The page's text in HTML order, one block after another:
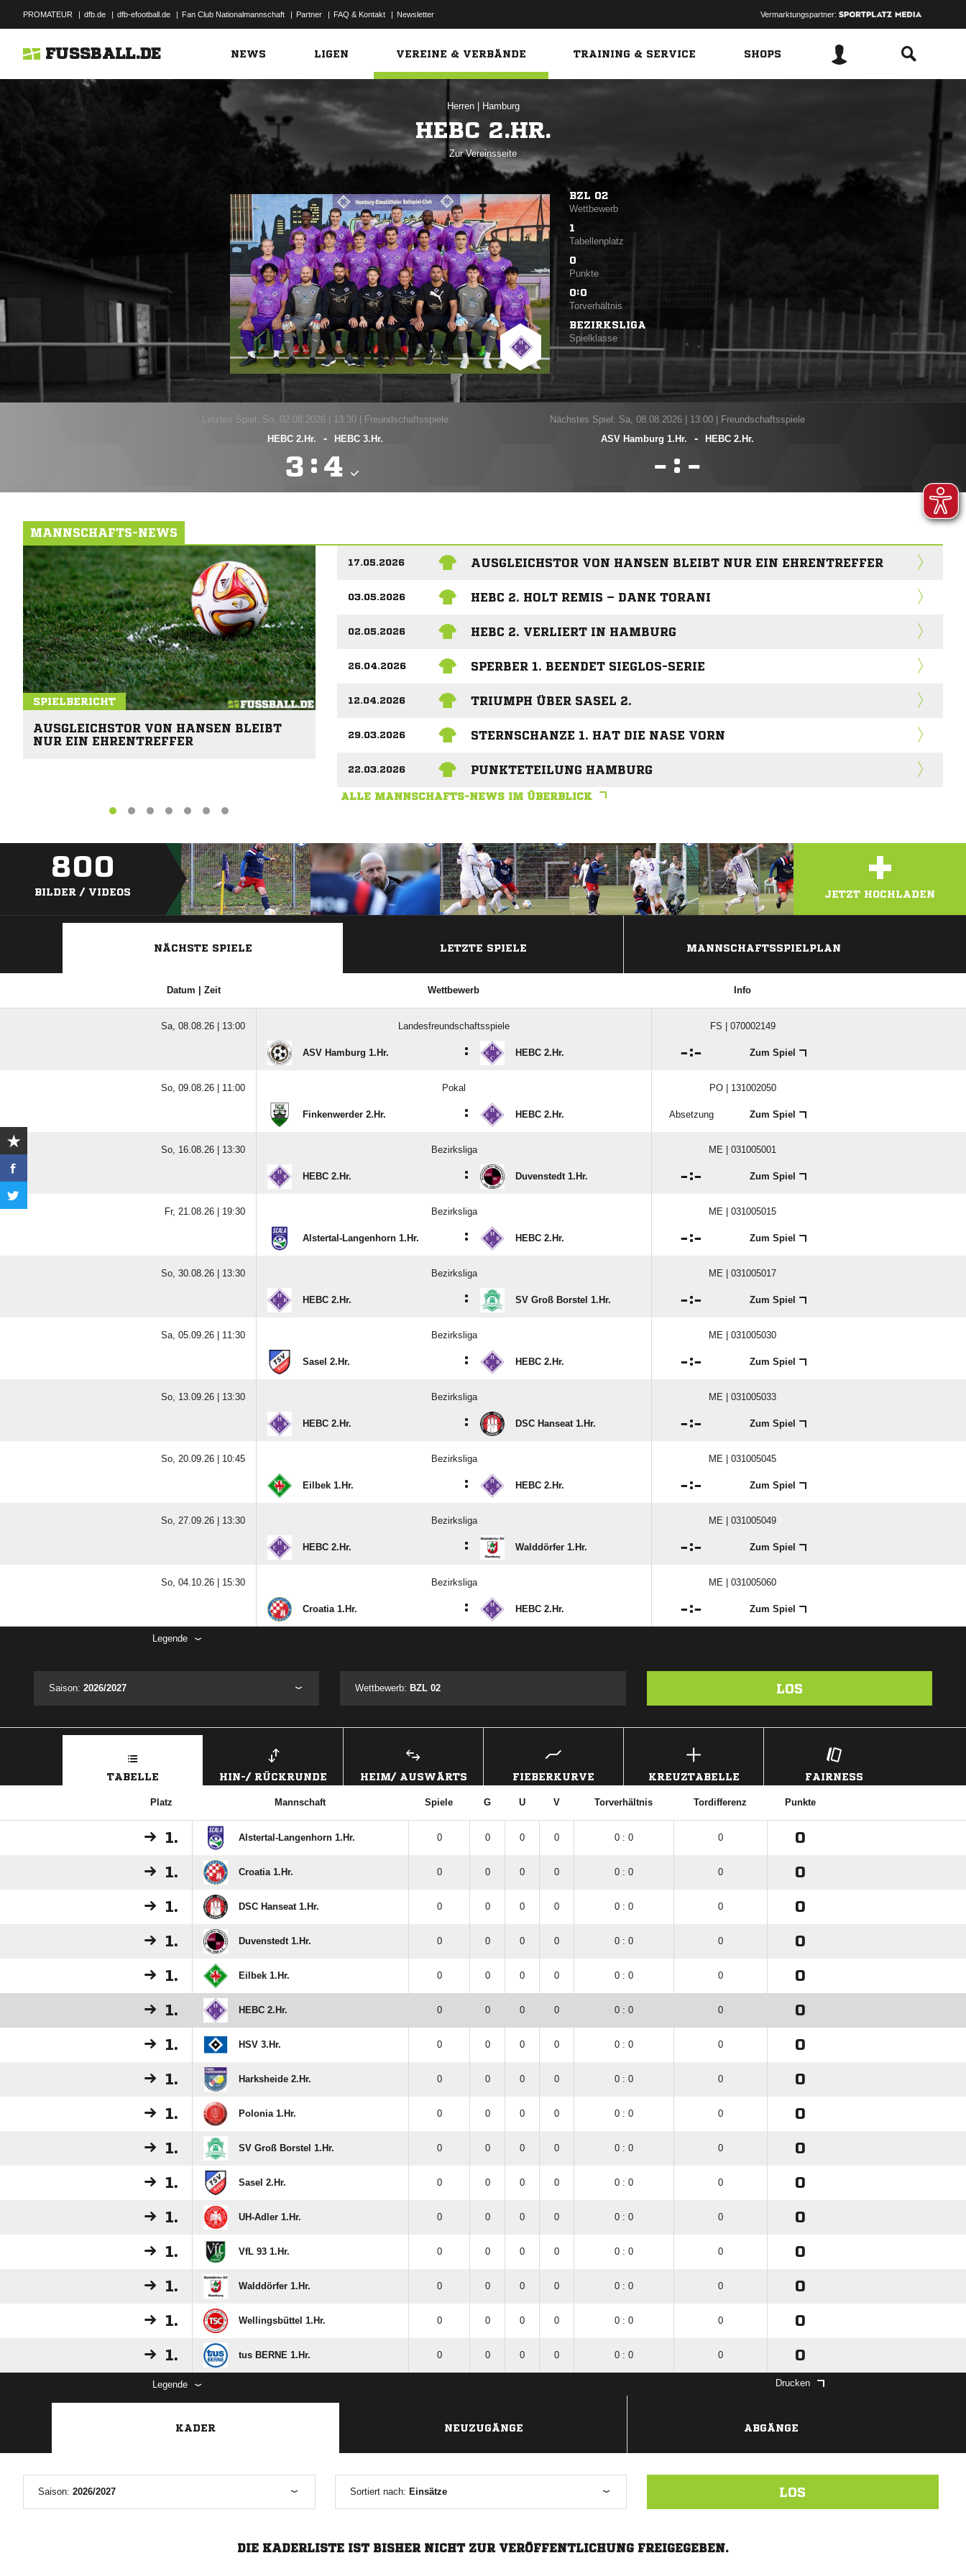
PROMATEUR | dfb.de | dfb-efootball.de | Fan Club Nationalmannschaft | Partner | FAQ & Kontakt | Newsletter Vermarktungspartner:
FUSSBALL.DE NEWS LIGEN VEREINE & VERBÄNDE TRAINING & SERVICE SHOPS
Herren Hamburg
HEBC 2.HR.
Zur Vereinsseite
BZL 02
Wettbewerb
1
Tabellenplatz
0
Punkte
0:0
Torverhältnis
BEZIRKSLIGA
Spielklasse
Letztes Spiel: So, 02.08.2026
13:30 | Freundschaftsspiele
HEBC 2.Hr.
- HEBC 3.Hr.
 : 
Nächstes Spiel: Sa, 08.08.2026| 13:00 | Freundschaftsspiele
ASV Hamburg 1.Hr.
- HEBC 2.Hr.
 : 
MANNSCHAFTS-NEWS
SPIELBERICHT
AUSGLEICHSTOR VON HANSEN BLEIBT
NUR EIN EHRENTREFFER
17.05.2026 AUSGLEICHSTOR VON HANSEN BLEIBT NUR EIN EHRENTREFFER
03.05.2026 HEBC 2. HOLT REMIS – DANK TORANI
02.05.2026 HEBC 2. VERLIERT IN HAMBURG
26.04.2026 SPERBER 1. BEENDET SIEGLOS-SERIE
12.04.2026 TRIUMPH ÜBER SASEL 2.
29.03.2026 STERNSCHANZE 1. HAT DIE NASE VORN
22.03.2026 PUNKTETEILUNG HAMBURG
ALLE MANNSCHAFTS-NEWS IM ÜBERBLICK
800
BILDER / VIDEOS +
JETZT HOCHLADEN
NÄCHSTE SPIELE LETZTE SPIELE MANNSCHAFTSSPIELPLAN
Datum | Zeit Wettbewerb Info
Sa, 08.08.26 | 13:00 Landesfreundschaftsspiele FS | 070002149
ASV Hamburg 1.Hr. : HEBC 2.Hr. : Zum Spiel
So, 09.08.26 | 11:00 Pokal PO | 131002050
Finkenwerder 2.Hr. : HEBC 2.Hr. Absetzung Zum Spiel
So, 16.08.26 | 13:30 Bezirksliga ME | 031005001
HEBC 2.Hr. : Duvenstedt 1.Hr. : Zum Spiel
Fr, 21.08.26 | 19:30 Bezirksliga ME | 031005015
Alstertal-Langenhorn 1.Hr. : HEBC 2.Hr. : Zum Spiel
So, 30.08.26 | 13:30 Bezirksliga ME | 031005017
HEBC 2.Hr. : SV Groß Borstel 1.Hr. : Zum Spiel
Sa, 05.09.26 | 11:30 Bezirksliga ME | 031005030
Sasel 2.Hr. : HEBC 2.Hr. : Zum Spiel
So, 13.09.26 | 13:30 Bezirksliga ME | 031005033
HEBC 2.Hr. : DSC Hanseat 1.Hr. : Zum Spiel
So, 20.09.26 | 10:45 Bezirksliga ME | 031005045
Eilbek 1.Hr. : HEBC 2.Hr. : Zum Spiel
So, 27.09.26 | 13:30 Bezirksliga ME | 031005049
HEBC 2.Hr. : Walddörfer 1.Hr. : Zum Spiel
So, 04.10.26 | 15:30 Bezirksliga ME | 031005060
Croatia 1.Hr. : HEBC 2.Hr. : Zum Spiel
Legende
Saison: 2026/2027 Wettbewerb: BZL 02 LOS
TABELLE HIN-/ RÜCKRUNDE HEIM/ AUSWÄRTS FIEBERKURVE KREUZTABELLE FAIRNESS
Platz Mannschaft Spiele G U V Torverhältnis Tordifferenz Punkte
1. Alstertal-Langenhorn 1.Hr. 0 0 0 0 0 : 0 0 0
1. Croatia 1.Hr. 0 0 0 0 0 : 0 0 0
1. DSC Hanseat 1.Hr. 0 0 0 0 0 : 0 0 0
1. Duvenstedt 1.Hr. 0 0 0 0 0 : 0 0 0
1. Eilbek 1.Hr. 0 0 0 0 0 : 0 0 0
1. HEBC 2.Hr. 0 0 0 0 0 : 0 0 0
1. HSV 3.Hr. 0 0 0 0 0 : 0 0 0
1. Harksheide 2.Hr. 0 0 0 0 0 : 0 0 0
1. Polonia 1.Hr. 0 0 0 0 0 : 0 0 0
1. SV Groß Borstel 1.Hr. 0 0 0 0 0 : 0 0 0
1. Sasel 2.Hr. 0 0 0 0 0 : 0 0 0
1. UH-Adler 1.Hr. 0 0 0 0 0 : 0 0 0
1. VfL 93 1.Hr. 0 0 0 0 0 : 0 0 0
1. Walddörfer 1.Hr. 0 0 0 0 0 : 0 0 0
1. Wellingsbüttel 1.Hr. 0 0 0 0 0 : 0 0 0
1. tus BERNE 1.Hr. 0 0 0 0 0 : 0 0 0
Legende Drucken
KADER NEUZUGÄNGE ABGÄNGE
Saison: 2026/2027 Sortiert nach: Einsätze LOS
DIE KADERLISTE IST BISHER NICHT ZUR VERÖFFENTLICHUNG FREIGEGEBEN.